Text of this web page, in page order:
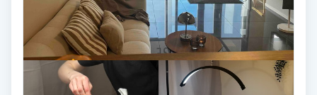
Faceliftmassage
Fet hårbotten